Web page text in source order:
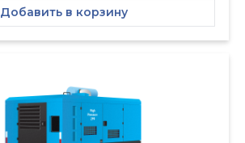
Добавить в корзину